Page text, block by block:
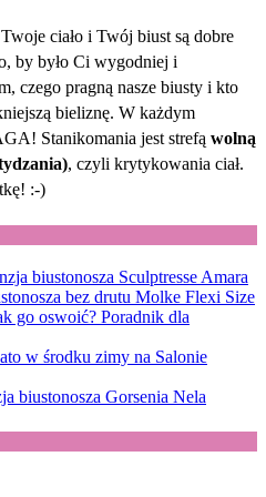
ciało i Twój biust są dobre
by było Ci wygodniej i
czego pragną nasze biusty i kto
bieliznę. W każdym
Stanikomania jest strefą wolną
, czyli krytykowania ciał.
:-)
biustonosza Sculptresse Amara
bez drutu Molke Flexi Size
go oswoić? Poradnik dla
w środku zimy na Salonie
biustonosza Gorsenia Nela